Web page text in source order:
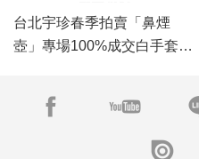
台北宇珍春季拍賣「鼻煙
壺」專場100%成交白手套，